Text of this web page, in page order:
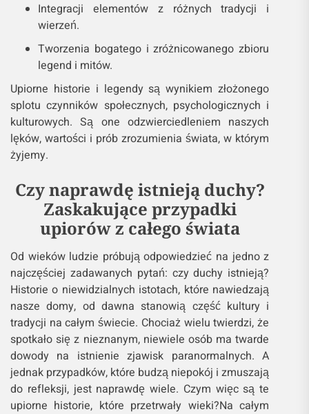
Integracji elementów z różnych tradycji i
wierzeń.
Tworzenia bogatego i zróżnicowanego zbioru
legend i mitów.
Upiorne historie i legendy są wynikiem złożonego
splotu czynników społecznych, psychologicznych i
kulturowych. Są one odzwierciedleniem naszych
lęków, wartości i prób zrozumienia świata, w którym
żyjemy.
Czy naprawdę istnieją duchy?
Zaskakujące przypadki
upiorów z całego świata
Od wieków ludzie próbują odpowiedzieć na jedno z
najczęściej zadawanych pytań: czy duchy istnieją?
Historie o niewidzialnych istotach, które nawiedzają
nasze domy, od dawna stanowią część kultury i
tradycji na całym świecie. Chociaż wielu twierdzi, że
spotkało się z nieznanym, niewiele osób ma twarde
dowody na istnienie zjawisk paranormalnych. A
jednak przypadków, które budzą niepokój i zmuszają
do refleksji, jest naprawdę wiele. Czym więc są te
upiorne historie, które przetrwały wieki?Na całym